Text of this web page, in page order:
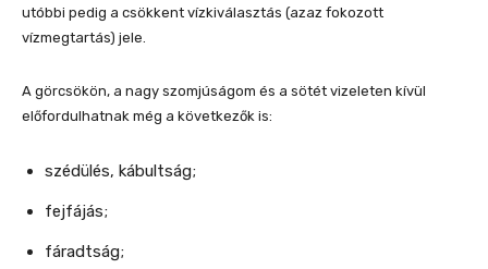
utóbbi pedig a csökkent vízkiválasztás (azaz fokozott
vízmegtartás) jele.
A görcsökön, a nagy szomjúságom és a sötét vizeleten kívül
előfordulhatnak még a következők is:
szédülés, kábultság;
fejfájás;
fáradtság;